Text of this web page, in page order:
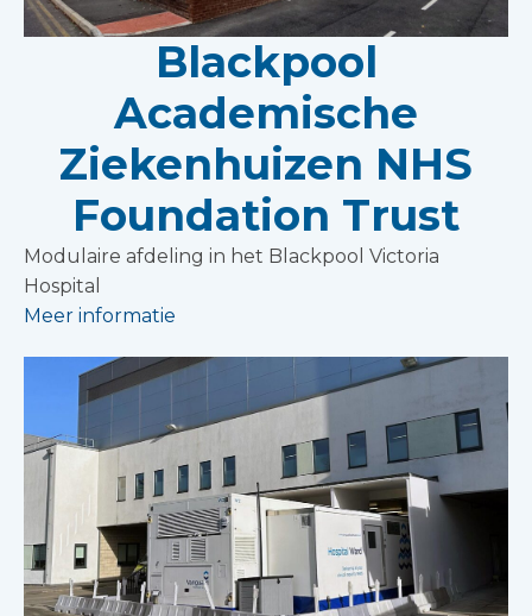
Blackpool
Academische
Ziekenhuizen NHS
Foundation Trust
Modulaire afdeling in het Blackpool Victoria
Hospital
Meer informatie